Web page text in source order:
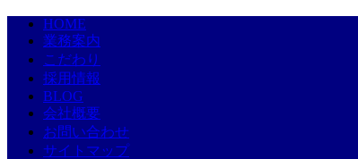
HOME
業務案内
こだわり
採用情報
BLOG
会社概要
お問い合わせ
サイトマップ